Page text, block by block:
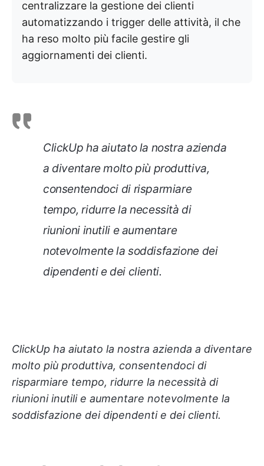
centralizzare la gestione dei clienti
automatizzando i trigger delle attività, il che
ha reso molto più facile gestire gli
aggiornamenti dei clienti.
ClickUp ha aiutato la nostra azienda
a diventare molto più produttiva,
consentendoci di risparmiare
tempo, ridurre la necessità di
riunioni inutili e aumentare
notevolmente la soddisfazione dei
dipendenti e dei clienti.
ClickUp ha aiutato la nostra azienda a diventare
molto più produttiva, consentendoci di
risparmiare tempo, ridurre la necessità di
riunioni inutili e aumentare notevolmente la
soddisfazione dei dipendenti e dei clienti.